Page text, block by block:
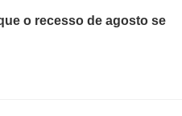
o recesso de agosto se